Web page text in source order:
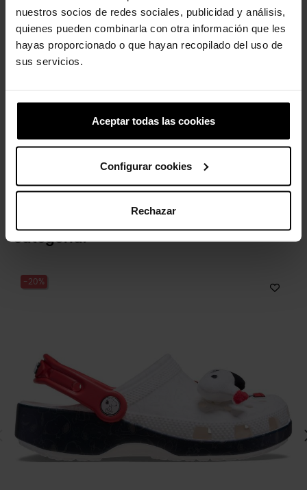
nuestros socios de redes sociales, publicidad y análisis,
quienes pueden combinarla con otra información que les
hayas proporcionado o que hayan recopilado del uso de
sus servicios.
Aceptar todas las cookies
Configurar cookies
Rechazar
-20%
Zuecos de niños Classic...
-20%
Letra dorada J
5,99 € 4,79 €
categoría:
-20%